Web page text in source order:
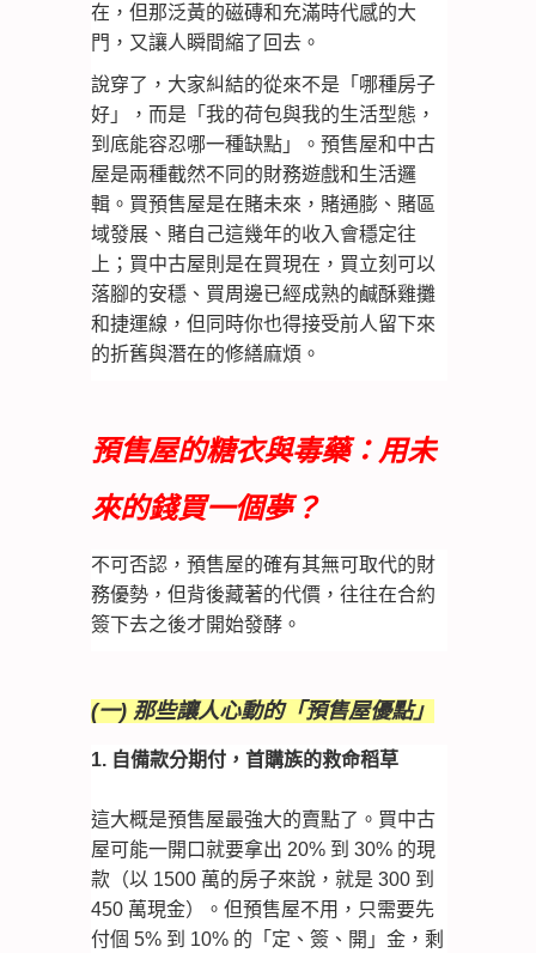
在，但那泛黃的磁磚和充滿時代感的大
門，又讓人瞬間縮了回去。
說穿了，大家糾結的從來不是「哪種房子
好」，而是 「我的荷包與我的生活型態，
到底能容忍哪一種缺點」
。預售屋和中古
屋是兩種截然不同的財務遊戲和生活邏
輯。買預售屋是在賭未來，賭通膨、賭區
域發展、賭自己這幾年的收入會穩定往
上；買中古屋則是在買現在，買立刻可以
落腳的安穩、買周邊已經成熟的鹹酥雞攤
和捷運線，但同時你也得接受前人留下來
的折舊與潛在的修繕麻煩。
預售屋的糖衣與毒藥：用未
來的錢買一個夢？
不可否認，預售屋的確有其無可取代的財
務優勢，但背後藏著的代價，往往在合約
簽下去之後才開始發酵。
(一) 那些讓人心動的「預售屋優點」
1. 自備款分期付，首購族的救命稻草
這大概是預售屋最強大的賣點了。買中古
屋可能一開口就要拿出 20% 到 30% 的現
款（以 1500 萬的房子來說，就是 300 到
450 萬現金）。但預售屋不用，只需要先
付個 5% 到 10% 的「定、簽、開」金，剩